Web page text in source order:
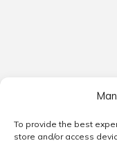
To provide the best
store and/or access
© 2026